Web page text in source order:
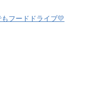
フードドライブ💛